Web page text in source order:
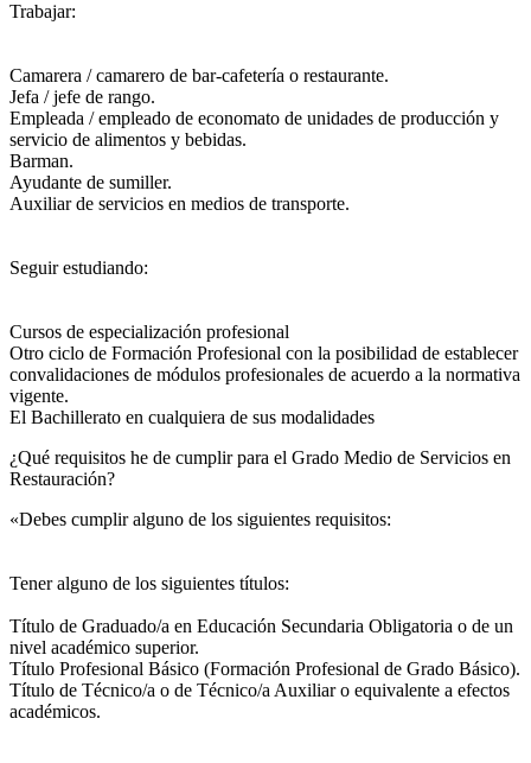
Trabajar:
Camarera / camarero de bar-cafetería o restaurante.
Jefa / jefe de rango.
Empleada / empleado de economato de unidades de producción y
servicio de alimentos y bebidas.
Barman.
Ayudante de sumiller.
Auxiliar de servicios en medios de transporte.
Seguir estudiando:
Cursos de especialización profesional
Otro ciclo de Formación Profesional con la posibilidad de establecer
convalidaciones de módulos profesionales de acuerdo a la normativa
vigente.
El Bachillerato en cualquiera de sus modalidades
¿Qué requisitos he de cumplir para el Grado Medio de Servicios en
Restauración?
«Debes cumplir alguno de los siguientes requisitos:
Tener alguno de los siguientes títulos:
Título de Graduado/a en Educación Secundaria Obligatoria o de un
nivel académico superior.
Título Profesional Básico (Formación Profesional de Grado Básico).
Título de Técnico/a o de Técnico/a Auxiliar o equivalente a efectos
académicos.